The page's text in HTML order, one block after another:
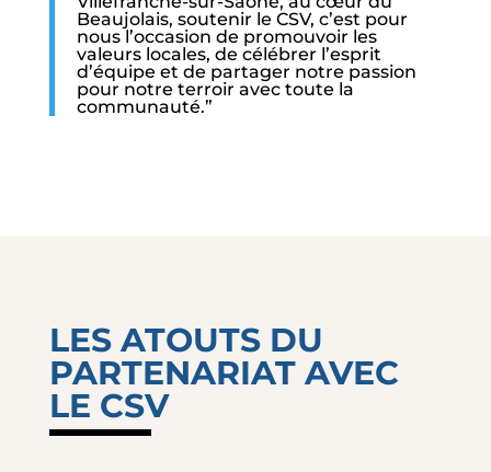
Beaujolais, soutenir le CSV, c’est pour
nous l’occasion de promouvoir les
valeurs locales, de célébrer l’esprit
d’équipe et de partager notre passion
pour notre terroir avec toute la
communauté.”
LES ATOUTS DU
PARTENARIAT AVEC
LE CSV